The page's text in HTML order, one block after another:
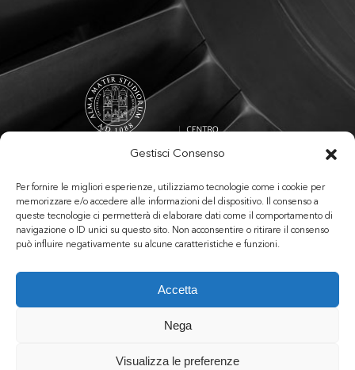
Gestisci Consenso
Per fornire le migliori esperienze, utilizziamo tecnologie come i cookie per
memorizzare e/o accedere alle informazioni del dispositivo. Il consenso a
queste tecnologie ci permetterà di elaborare dati come il comportamento di
navigazione o ID unici su questo sito. Non acconsentire o ritirare il consenso
può influire negativamente su alcune caratteristiche e funzioni.
Accetta
Nega
Visualizza le preferenze
Follow Us
PRIVACY POLICY–COOKIE POLICY// Copyright © 2025 ANSER. All
rights reserved.